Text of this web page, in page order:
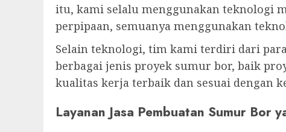
itu, kami selalu menggunakan teknologi
perpipaan, semuanya menggunakan
Selain teknologi, tim kami terdiri dari
berbagai jenis proyek sumur bor, baik
kualitas kerja terbaik dan sesuai dengan
Layanan Jasa Pembuatan Sumur Bor